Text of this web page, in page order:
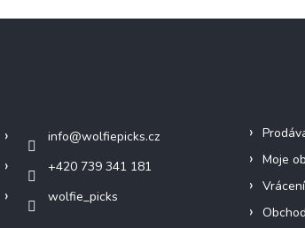
info@wolfiepicks.cz
+420 739 341 181
wolfie_picks
Moje